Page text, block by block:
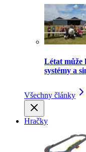
Létat
systémy a
Všechny články
Hračky